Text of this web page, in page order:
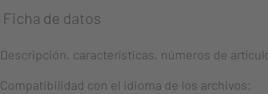
Ficha de datos
Descripción, características, números de
Compatibilidad con el idioma de los archivos: